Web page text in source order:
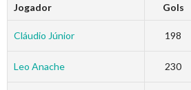
Jogador Gols
Cláudio Júnior 198
Leo Anache 230